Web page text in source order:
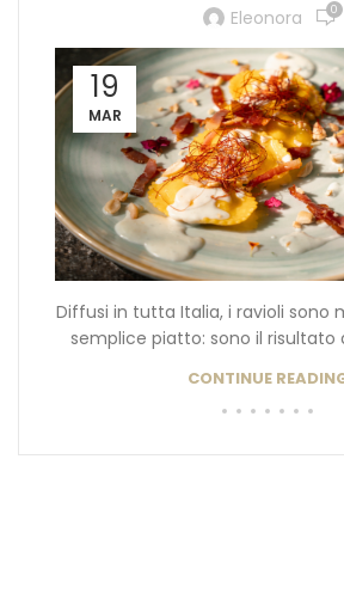
Eleonora 0
19
MAR
Diffusi in tutta Italia, i ravioli sono
semplice piatto: sono il risultato
CONTINUE